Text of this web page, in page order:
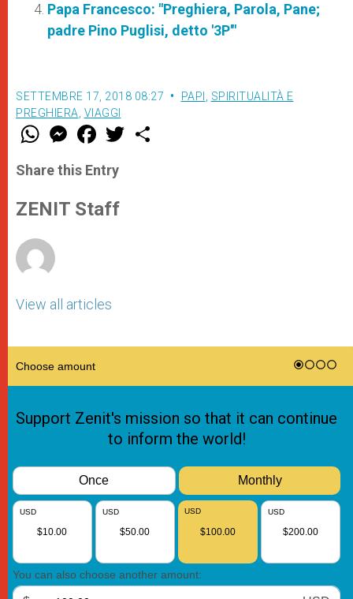
Papa Francesco: "Preghiera, Parola, Pane;
padre Pino Puglisi, detto '3P'"
SETTEMBRE 17, 2018 08:27 PAPI
SPIRITUALITÀ E
PREGHIERA VIAGGI
W
t
s
p
p
M
e
s
e
g
e
F
a
e
b
o
k
w
Share this Entry
ZENIT Staff
View all articles